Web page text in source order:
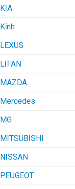
KIA
Kính
LEXUS
LIFAN
MAZDA
Mercedes
MG
MITSUBISHI
NISSAN
PEUGEOT